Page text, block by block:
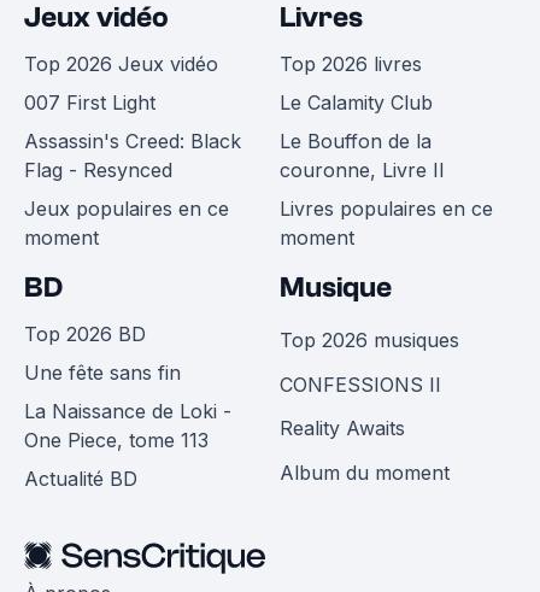
Jeux vidéo
Top 2026 Jeux vidéo
007 First Light
Assassin's Creed: Black
Flag - Resynced
Jeux populaires en ce
moment
Livres
Top 2026 livres
Le Calamity Club
Le Bouffon de la
couronne, Livre II
Livres populaires en ce
moment
BD
Top 2026 BD
Une fête sans fin
La Naissance de Loki -
One Piece, tome 113
Actualité BD
Musique
Top 2026 musiques
CONFESSIONS II
Reality Awaits
Album du moment